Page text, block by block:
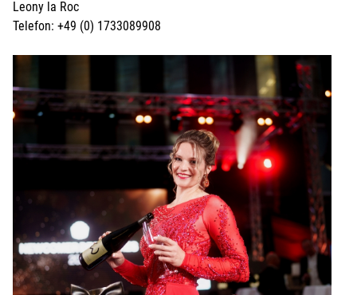
Leony la Roc
Telefon: +49 (0) 1733089908